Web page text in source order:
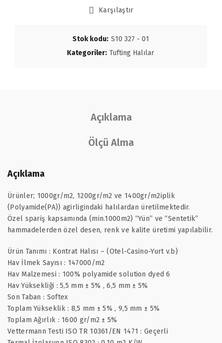
Karşılaştır
Stok kodu: S10 327 - 01
Kategoriler: Tufting Halılar
Açıklama
Ölçü Alma
Açıklama
Ürünler; 1000gr/m2, 1200gr/m2 ve 1400gr/m2iplik
(Polyamide(PA)) agirligindaki halılardan üretilmektedir.
Özel spariş kapsamında (min.1000m2) “Yün” ve “Sentetik”
hammadelerden özel desen, renk ve kalite üretimi yapılabilir.
Ürün Tanımı : Kontrat Halısı – (Otel-Casino-Yurt v.b)
Hav İlmek Sayısı : 147000/m2
Hav Malzemesi : 100% polyamide solution dyed 6
Hav Yüksekliği : 5,5 mm ± 5% , 6,5 mm ± 5%
Son Taban : Softex
Toplam Yükseklik : 8,5 mm ± 5% , 9,5 mm ± 5%
Toplam Ağırlık : 1600 gr/m2 ± 5%
Vettermann Testi ISO TR 10361/EN 1471 : Geçerli